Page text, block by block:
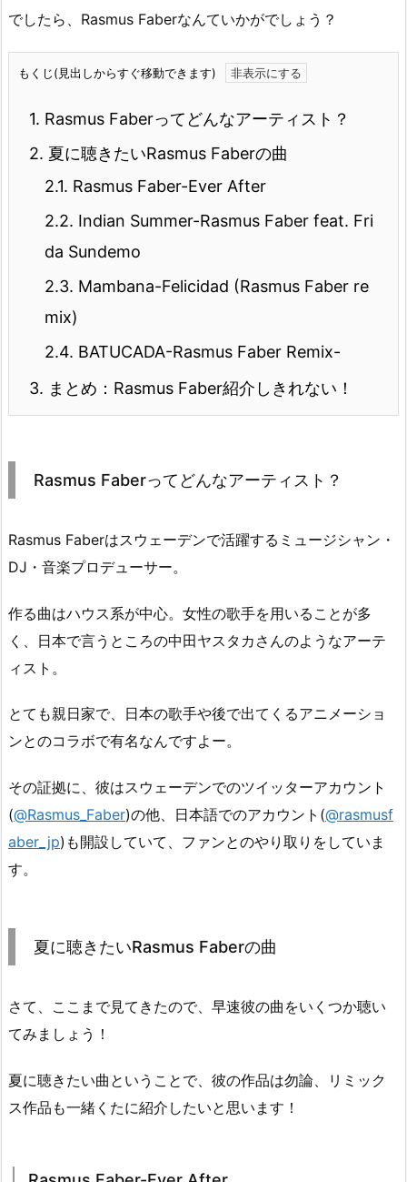
でしたら、Rasmus Faberなんていかがでしょう？
もくじ(見出しからすぐ移動できます)
1. Rasmus Faberってどんなアーティスト？
2. 夏に聴きたいRasmus Faberの曲
2.1. Rasmus Faber-Ever After
2.2. Indian Summer-Rasmus Faber feat. Fri
da Sundemo
2.3. Mambana-Felicidad (Rasmus Faber re
mix)
2.4. BATUCADA-Rasmus Faber Remix-
3. まとめ：Rasmus Faber紹介しきれない！
Rasmus Faberってどんなアーティスト？
Rasmus Faberはスウェーデンで活躍するミュージシャン・
DJ・音楽プロデューサー。
作る曲はハウス系が中心。女性の歌手を用いることが多
く、日本で言うところの中田ヤスタカさんのようなアーテ
ィスト。
とても親日家で、日本の歌手や後で出てくるアニメーショ
ンとのコラボで有名なんですよー。
その証拠に、彼はスウェーデンでのツイッターアカウント
(@Rasmus_Faber)の他、日本語でのアカウント(@rasmusf
aber_jp)も開設していて、ファンとのやり取りをしていま
す。
夏に聴きたいRasmus Faberの曲
さて、ここまで見てきたので、早速彼の曲をいくつか聴い
てみましょう！
夏に聴きたい曲ということで、彼の作品は勿論、リミック
ス作品も一緒くたに紹介したいと思います！